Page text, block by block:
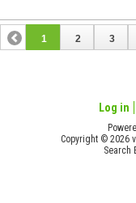
1 2 3
Log in
Copyright © 2026
Search